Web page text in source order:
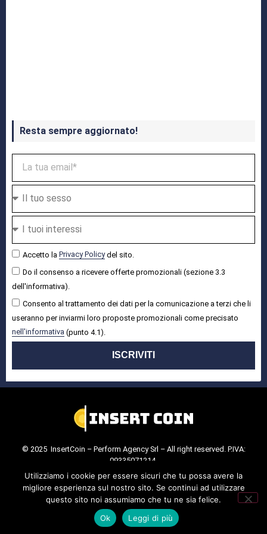
Resta sempre aggiornato!
Accetto la Privacy Policydel sito.
Do il consenso a ricevere offerte promozionali (sezione 3.3
dell'informativa).
Consento al trattamento dei dati per la comunicazione a terzi che li
useranno per inviarmi loro proposte promozionali come precisato
nell'informativa (punto 4.1).
ISCRIVITI
© 2025 InsertCoin – Perform Agency Srl – All right reserved. P.IVA:
09335071214.
Cookie Policy
Privacy Policy.
Utilizziamo i cookie per essere sicuri che tu possa avere la
migliore esperienza sul nostro sito. Se continui ad utilizzare
questo sito noi assumiamo che tu ne sia felice.
Ok
Leggi di più